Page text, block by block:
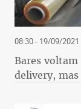
08:30 - 19/09/2021
Bares
delivery,